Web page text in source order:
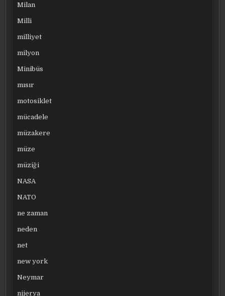
Milan
Milli
milliyet
milyon
Minibüs
mısır
motosiklet
mücadele
müzakere
müze
müziği
NASA
NATO
ne zaman
neden
net
new york
Neymar
nijerya